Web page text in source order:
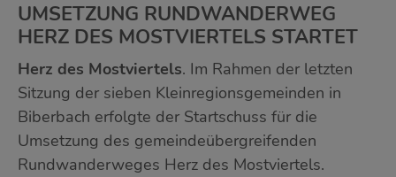
UMSETZUNG RUNDWANDERWEG
HERZ DES MOSTVIERTELS STARTET
Herz des Mostviertels. Im Rahmen der letzten
Sitzung der sieben Kleinregionsgemeinden in
Biberbach erfolgte der Startschuss für die
Umsetzung des gemeindeübergreifenden
Rundwanderweges Herz des Mostviertels.